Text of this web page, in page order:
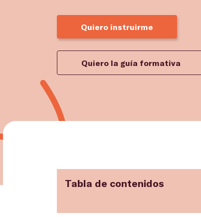
Quiero instruirme
Quiero la guía formativa
Tabla de contenidos